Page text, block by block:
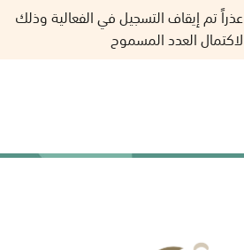
عذراً تم إيقاف التسجيل في الفعالية وذلك
لاكتمال العدد المسموح